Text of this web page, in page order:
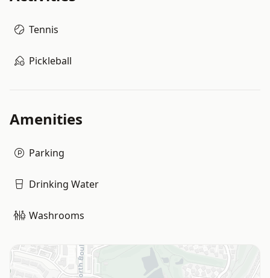
Tennis
Pickleball
Amenities
Parking
Drinking Water
Washrooms